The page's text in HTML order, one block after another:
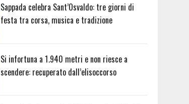
Sappada celebra Sant’Osvaldo: tre giorni di
festa tra corsa, musica e tradizione
Si infortuna a 1.940 metri e non riesce a
scendere: recuperato dall’elisoccorso